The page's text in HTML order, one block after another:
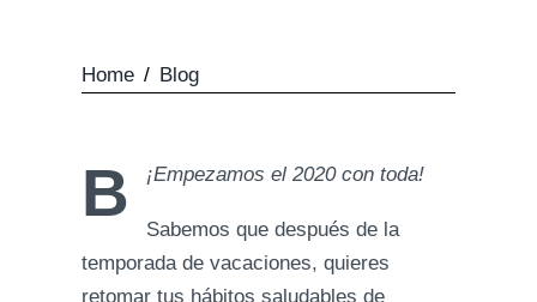
Home / Blog
B ¡Empezamos el 2020 con toda!
Sabemos que después de la
temporada de vacaciones, quieres
retomar tus hábitos saludables de